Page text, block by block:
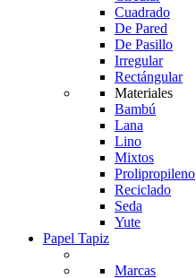
Cuadrado
De Pared
De Pasillo
Irregular
Rectángular
Materiales
Bambú
Lana
Lino
Mixtos
Prolipropileno
Reciclado
Seda
Yute
Papel Tapiz
Marcas